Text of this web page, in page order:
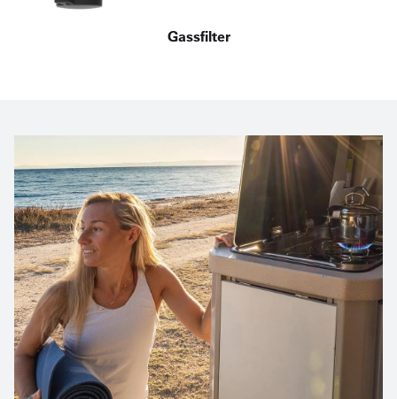
Gassfilter